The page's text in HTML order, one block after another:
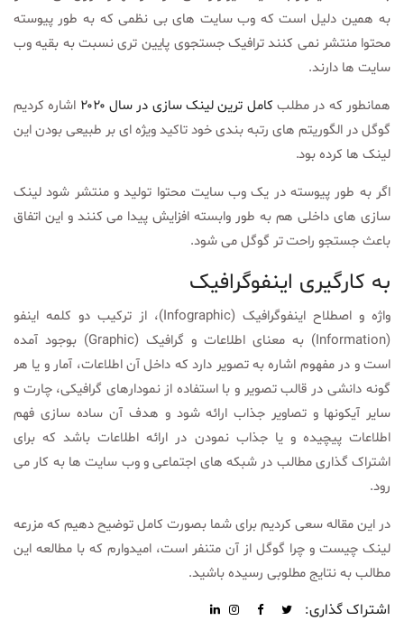
به همین دلیل است که وب سایت های بی نظمی که به طور پیوسته
محتوا منتشر نمی کنند ترافیک جستجوی پایین تری نسبت به بقیه وب
سایت ها دارند.
همانطور که در مطلب کامل ترین لینک سازی در سال ۲۰۲۰
اشاره کردیم
گوگل در الگوریتم های رتبه بندی خود تاکید ویژه ای بر طبیعی بودن این
لینک ها کرده بود.
اگر به طور پیوسته در یک وب سایت محتوا تولید و منتشر شود لینک
سازی های داخلی هم به طور وابسته افزایش پیدا می کنند و این اتفاق
باعث جستجو راحت تر گوگل می شود.
به کارگیری اینفوگرافیک
واژه و اصطلاح اینفوگرافیک (Infographic)، از ترکیب دو کلمه اینفو
(Information) به معنای اطلاعات و گرافیک (Graphic) بوجود آمده
است و در مفهوم اشاره به تصویر دارد که داخل آن اطلاعات، آمار و یا هر
گونه دانشی در قالب تصویر و با استفاده از نمودارهای گرافیکی، چارت و
سایر آیکونها و تصاویر جذاب ارائه شود و هدف آن ساده سازی فهم
اطلاعات پیچیده و یا جذاب نمودن در ارائه اطلاعات باشد که برای
اشتراک گذاری مطالب در شبکه های اجتماعی و وب سایت ها به کار می
رود.
در این مقاله سعی کردیم برای شما بصورت کامل توضیح دهیم که مزرعه
لینک چیست و چرا گوگل از آن متنفر است، امیدوارم که با مطالعه این
مطالب به نتایج مطلوبی رسیده باشید.
اشتراک گذاری: